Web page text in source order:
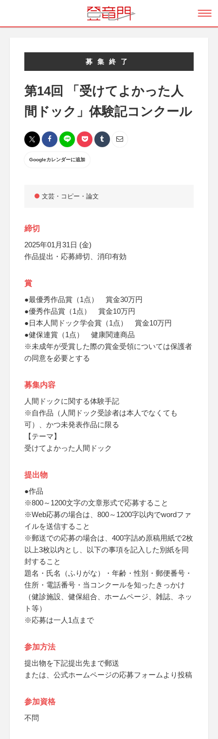
募集終了
第14回 「受けてよかった人
間ドック」体験記コンクール
Googleカレンダーに追加
文芸・コピー・論文
締切
2025年01月31日 (金)
作品提出・応募締切、消印有効
賞
●最優秀作品賞（1点） 賞金30万円
●優秀作品賞（1点） 賞金10万円
●日本人間ドック学会賞（1点） 賞金10万円
●健保連賞（1点） 健康関連商品
※未成年が受賞した際の賞金受領については保護者
の同意を必要とする
募集内容
人間ドックに関する体験手記
※自作品（人間ドック受診者は本人でなくても
可）、かつ未発表作品に限る
【テーマ】
受けてよかった人間ドック
提出物
●作品
※800～1200文字の文章形式で応募すること
※Web応募の場合は、800～1200字以内でwordファ
イルを送信すること
※郵送での応募の場合は、400字詰め原稿用紙で2枚
以上3枚以内とし、以下の事項を記入した別紙を同
封すること
題名・氏名（ふりがな）・年齢・性別・郵便番号・
住所・電話番号・当コンクールを知ったきっかけ
（健診施設、健保組合、ホームページ、雑誌、ネッ
ト等）
※応募は一人1点まで
参加方法
提出物を下記提出先まで郵送
または、公式ホームページの応募フォームより投稿
参加資格
不問